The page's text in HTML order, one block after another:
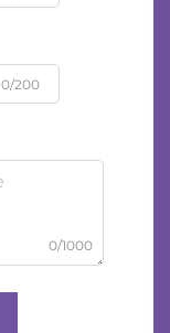
0/200
0/1000